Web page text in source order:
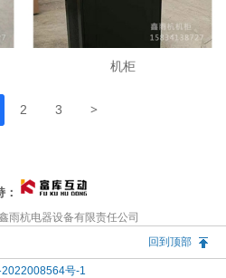
机柜
2 3 >
雨杭电器设备有限责任公司
回到顶部
号-1